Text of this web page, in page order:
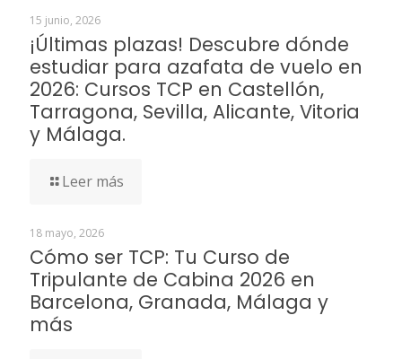
15 junio, 2026
¡Últimas plazas! Descubre dónde
estudiar para azafata de vuelo en
2026: Cursos TCP en Castellón,
Tarragona, Sevilla, Alicante, Vitoria
y Málaga.
Leer más
18 mayo, 2026
Cómo ser TCP: Tu Curso de
Tripulante de Cabina 2026 en
Barcelona, Granada, Málaga y
más